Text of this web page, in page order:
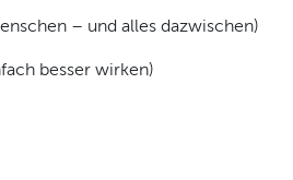
– und alles dazwischen)
besser wirken)